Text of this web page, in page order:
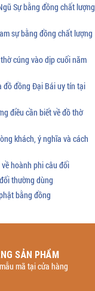
Sự bằng đồng chất lượng
sự bằng đồng chất lượng
cúng vào dịp cuối năm
đồ đồng Đại Bái uy tín tại
điều cần biết về đồ thờ
khách, ý nghĩa và cách
hoành phi câu đối
thường dùng
bằng đồng
SẢN PHẨM
mã tại cửa hàng